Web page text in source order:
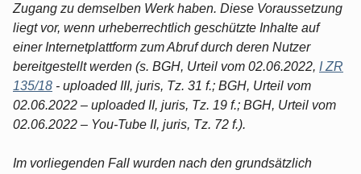
Zugang zu demselben Werk haben. Diese Voraussetzung
liegt vor, wenn urheberrechtlich geschützte Inhalte auf
einer Internetplattform zum Abruf durch deren Nutzer
bereitgestellt werden (s. BGH, Urteil vom 02.06.2022, I ZR
135/18 - uploaded III, juris, Tz. 31 f.; BGH, Urteil vom
02.06.2022 – uploaded II, juris, Tz. 19 f.; BGH, Urteil vom
02.06.2022 – You-Tube II, juris, Tz. 72 f.).
Im vorliegenden Fall wurden nach den grundsätzlich